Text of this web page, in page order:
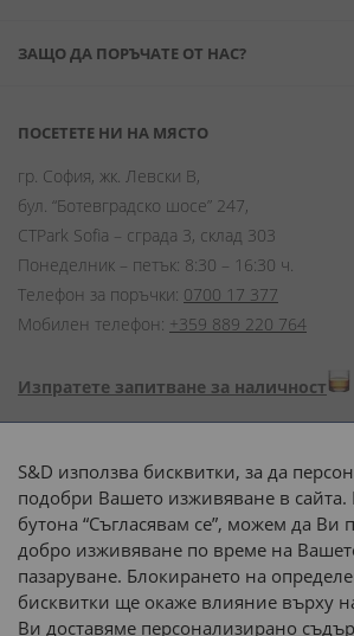
ЗАЩО ДА ПОРЪЧАТЕ ОТ НАС?
ПОСЕТЕТЕ НИ НА МЯСТО
гр. София, жк. Левски В,
бул. “Ботевградско шосе” 247,
CTPark Sofia – сграда 3, склад 303
Понеделник – петък: 8:30 – 16:30 ч.
Телефон за поръчки: 0700 17 377
Мобилен телефон: +359 889 220 764
Изпратете запитване за наличност
Начини на плащане:
Доставка до адрес с:
S&D използва бисквитки, за да
подобри Вашето изживяване в
бутона “Съгласявам се”, можем да Ви
добро изживяване по време на
пазаруване. Блокирането на
бисквитки ще окаже влияние върху
Ви доставяме персонализирано